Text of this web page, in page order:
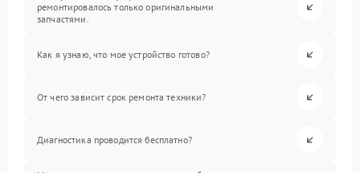
ремонтировалось только оригинальными
запчастями.
Как я узнаю, что мое устройство готово?
От чего зависит срок ремонта техники?
Диагностика проводится бесплатно?